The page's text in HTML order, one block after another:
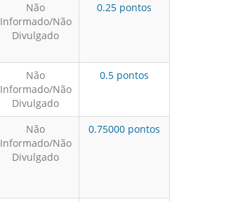
Não
Informado/Não
Divulgado
0.25 pontos
Não
Informado/Não
Divulgado
0.5 pontos
Não
Informado/Não
Divulgado
0.75000 pontos